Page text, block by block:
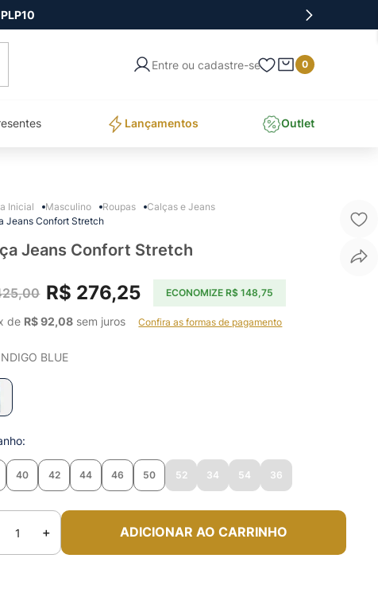
PLP10
Entre ou cadastre-se 0
Lançamentos Outlet
Masculino Roupas
Calças e Jeans
Jeans Confort Stretch
Jeans Confort Stretch
,00 R$ 276,25 ECONOMIZER$ 148,75
de R$ 92,08 sem juros Confira as formas de pagamento
40 42 44 46 50 52 34 54 36
BLUE
＋